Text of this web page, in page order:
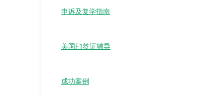
申诉及复学指南
美国F1签证辅导
成功案例